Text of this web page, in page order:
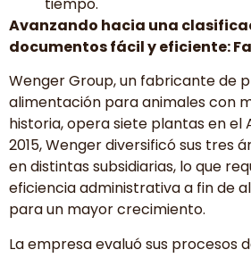
Avanzando hacia una
documentos fácil y eficiente:
Wenger Group, un fabricante de
alimentación para animales con
historia, opera siete plantas en el
2015, Wenger diversificó sus tres
en distintas subsidiarias, lo que
eficiencia administrativa a fin de
para un mayor crecimiento.
La empresa evaluó sus procesos